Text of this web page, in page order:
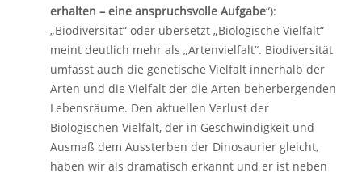
erhalten – eine anspruchsvolle Aufgabe“):
„Biodiversität“ oder übersetzt „Biologische Vielfalt“
meint deutlich mehr als „Artenvielfalt“. Biodiversität
umfasst auch die genetische Vielfalt innerhalb der
Arten und die Vielfalt der die Arten beherbergenden
Lebensräume. Den aktuellen Verlust der
Biologischen Vielfalt, der in Geschwindigkeit und
Ausmaß dem Aussterben der Dinosaurier gleicht,
haben wir als dramatisch erkannt und er ist neben